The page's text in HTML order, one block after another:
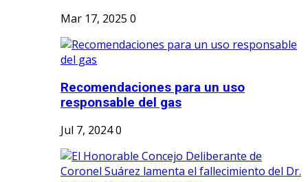
Mar 17, 2025 0
Recomendaciones para un uso
responsable del gas
Jul 7, 20240